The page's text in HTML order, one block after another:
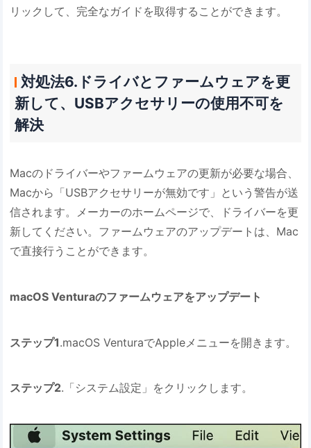
リックして、完全なガイドを取得することができます。
対処法6.ドライバとファームウェアを更
新して、USBアクセサリーの使用不可を
解決
Macのドライバーやファームウェアの更新が必要な場合、
Macから「USBアクセサリーが無効です」という警告が送
信されます。メーカーのホームページで、ドライバーを更
新してください。ファームウェアのアップデートは、Mac
で直接行うことができます。
macOS Venturaのファームウェアをアップデート
ステップ1.macOS VenturaでAppleメニューを開きます。
ステップ2.「システム設定」をクリックします。